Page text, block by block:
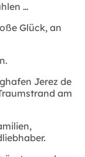
…
Glück, an
Jerez de
am